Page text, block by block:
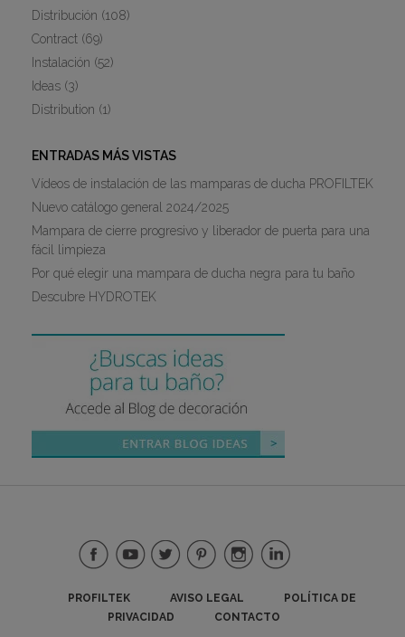
Distribución (108)
Contract (69)
Instalación (52)
Ideas (3)
Distribution (1)
ENTRADAS MÁS VISTAS
Vídeos de instalación de las mamparas de ducha PROFILTEK
Nuevo catálogo general 2024/2025
Mampara de cierre progresivo y liberador de puerta para una
fácil limpieza
Por qué elegir una mampara de ducha negra para tu baño
Descubre HYDROTEK
PROFILTEK AVISO LEGAL
POLÍTICA DE
PRIVACIDAD
CONTACTO